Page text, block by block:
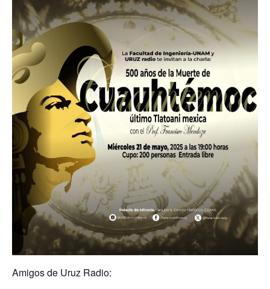
Amigos de Uruz Radio: